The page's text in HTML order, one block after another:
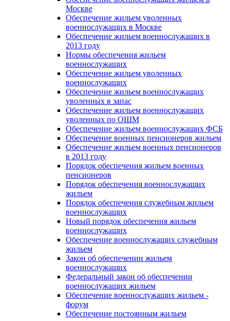
Москве
Обеспечение жильем уволенных
военнослужащих в Москве
Обеспечение жильем военнослужащих в
2013 году
Нормы обеспечения жильем
военнослужащих
Обеспечение жильем уволенных
военнослужащих
Обеспечение жильем военнослужащих
уволенных в запас
Обеспечение жильем военнослужащих
уволенных по ОШМ
Обеспечение жильем военнослужащих ФСБ
Обеспечение военных пенсионеров жильем
Обеспечение жильем военных пенсионеров
в 2013 году
Порядок обеспечения жильем военных
пенсионеров
Порядок обеспечения военнослужащих
жильем
Порядок обеспечения служебным жильем
военнослужащих
Новый порядок обеспечения жильем
военнослужащих
Обеспечение военнослужащих служебным
жильем
Закон об обеспечении жильем
военнослужащих
Федеральный закон об обеспечении
военнослужащих жильем
Обеспечение военнослужащих жильем -
форум
Обеспечение постоянным жильем